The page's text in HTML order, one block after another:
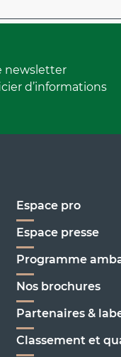
newsletter
d’informations
Espace pro
Espace presse
Programme
Nos brochures
Partenaires &
Classement et